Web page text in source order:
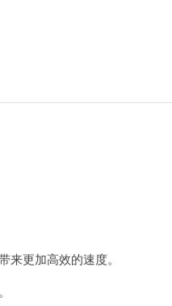
更加高效的速度。